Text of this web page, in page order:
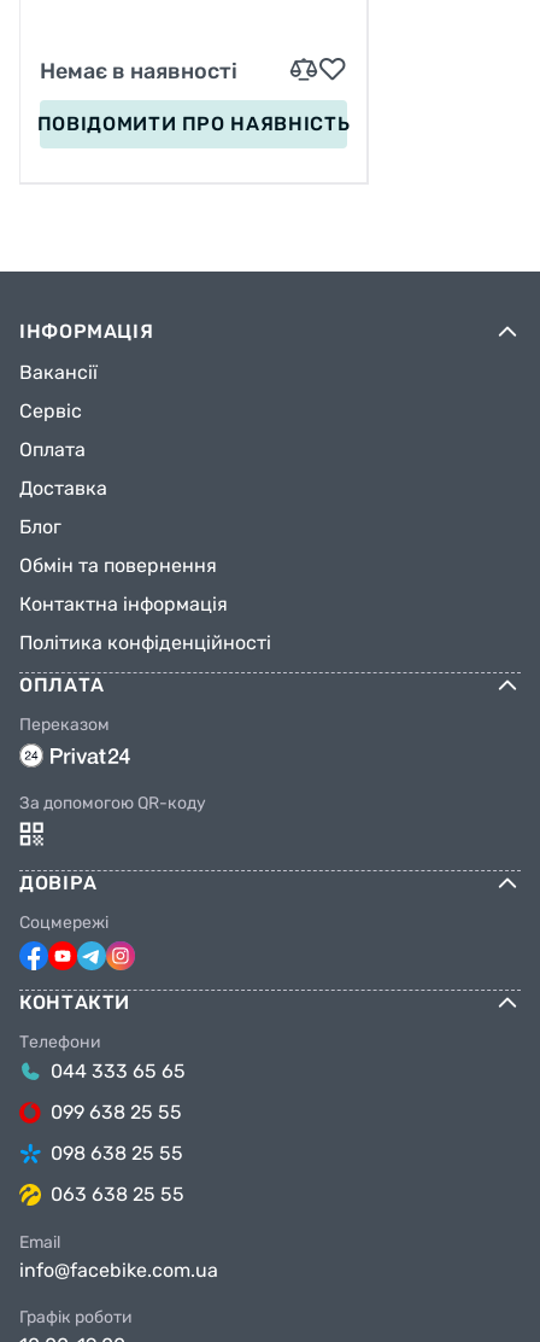
Немає в наявності
ПОВІДОМИТИ ПРО НАЯВНІСТЬ
ІНФОРМАЦІЯ
Вакансії
Сервіс
Оплата
Доставка
Блог
Обмін та повернення
Контактна інформація
Політика конфіденційності
ОПЛАТА
Переказом
За допомогою QR-коду
ДОВІРА
Соцмережі
КОНТАКТИ
Телефони
044 333 65 65
099 638 25 55
098 638 25 55
063 638 25 55
Email
info@facebike.com.ua
Графік роботи